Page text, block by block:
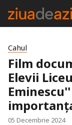
Cahul
Film
Elevii
05 Decembrie 2024